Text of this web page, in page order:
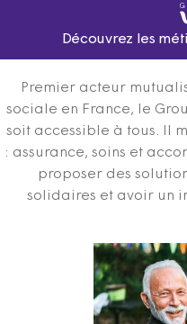
Découvrez les
Premier acteur
sociale en France, le
soit accessible à tous. Il
: assurance, soins et
proposer des
solidaires et avoir un